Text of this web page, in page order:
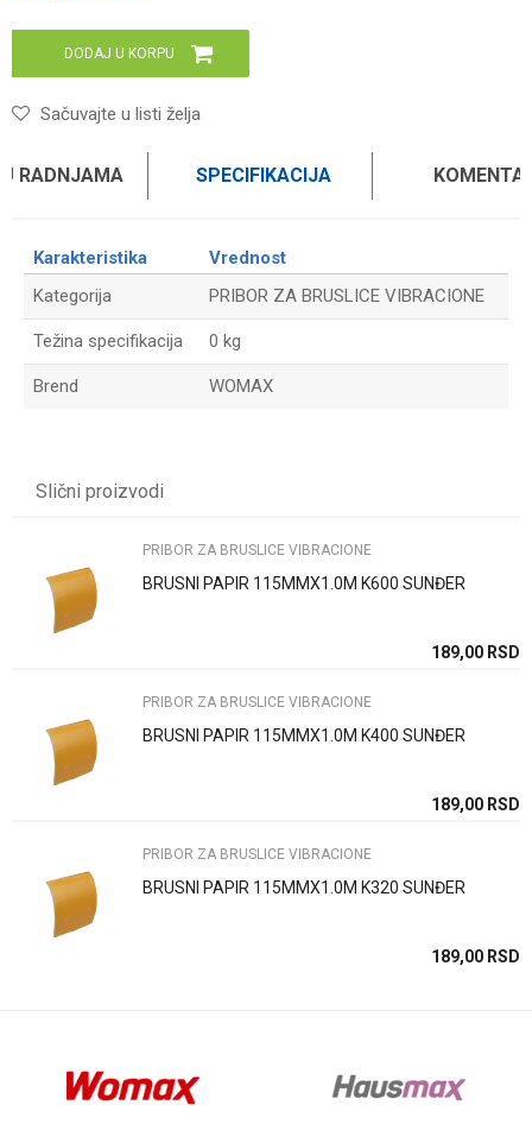
DODAJ U KORPU
Sačuvajte u listi želja
RADNJAMA SPECIFIKACIJA
Karakteristika
Vrednost
Kategorija
PRIBOR ZA BRUSLICE VIBRACIONE
Težina specifikacija 0 kg
Brend WOMAX
Poruka
Anti-spam zaštita - izračunajte koliko je 6 - 1 :
POŠALJI
Slični proizvodi
PRIBOR ZA BRUSLICE VIBRACIONE
BRUSNI PAPIR 115MMX1.0M K600 SUNĐER
189,00 RSD
PRIBOR ZA BRUSLICE VIBRACIONE
BRUSNI PAPIR 115MMX1.0M K400 SUNĐER
189,00 RSD
PRIBOR ZA BRUSLICE VIBRACIONE
BRUSNI PAPIR 115MMX1.0M K320 SUNĐER
189,00 RSD